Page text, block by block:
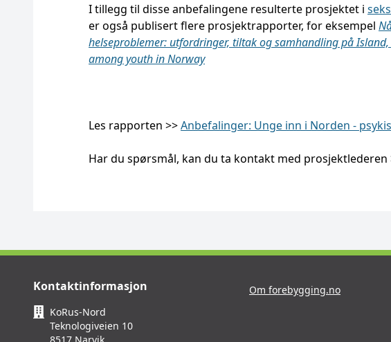
I tillegg til disse anbefalingene resulterte prosjektet i
er også publisert flere prosjektrapporter, for eksempel
helseproblemer: utfordringer, tiltak og samhandling på
among youth in Norway
Les rapporten >>Anbefalinger: Unge inn i Norden -
Har du spørsmål, kan du ta kontakt med prosjektlederen
Kontaktinformasjon
KoRus-Nord
Teknologiveien 10
Om forebygging.no